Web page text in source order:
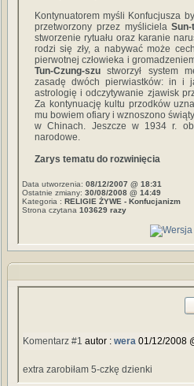
Kontynuatorem myśli Konfucjusza
przetworzony przez myśliciela
stworzenie rytuału oraz karanie
rodzi się zły, a nabywać może
pierwotnej człowieka i
Tun-Czung-szu stworzył system
zasadę dwóch pierwiastków: in i
astrologię i odczytywanie zjawisk
Za kontynuację kultu przodków
mu bowiem ofiary i wznoszono
w Chinach. Jeszcze w 1934 r.
narodowe.
Zarys tematu do rozwinięcia
Data utworzenia: 08/12/2007 @ 18:31
Ostatnie zmiany: 30/08/2008 @ 14:49
Kategoria : RELIGIE ŻYWE - Konfucjanizm
Strona czytana 103629 razy
Komentarz #1 autor : wera 01/12/2008
extra zarobiłam 5-czkę dzienki